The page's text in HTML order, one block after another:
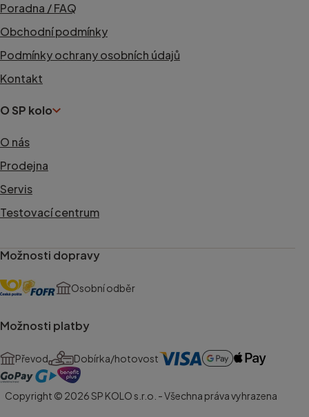
Poradna / FAQ
Obchodní podmínky
Podmínky ochrany osobních údajů
Kontakt
O SP kolo
O nás
Prodejna
Servis
Testovací centrum
Možnosti dopravy
Osobní odběr
Možnosti platby
Převod Dobírka/hotovost
Copyright © 2026 SP KOLO s.r.o. - Všechna práva vyhrazena